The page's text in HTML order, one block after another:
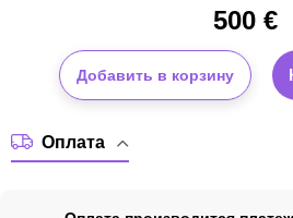
500€
Добавить в корзину
Оплата